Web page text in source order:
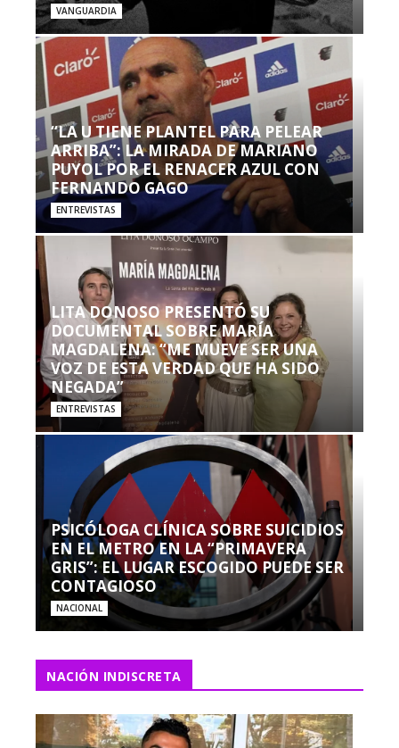
VANGUARDIA
“LA U TIENE PLANTEL PARA PELEAR
ARRIBA”: LA MIRADA DE MARIANO
PUYOL POR EL RENACER AZUL CON
FERNANDO GAGO
ENTREVISTAS
LITA DONOSO PRESENTÓ SU
DOCUMENTAL SOBRE MARÍA
MAGDALENA: “ME MUEVE SER UNA
VOZ DE ESTA VERDAD QUE HA SIDO
NEGADA”
ENTREVISTAS
PSICÓLOGA CLÍNICA SOBRE SUICIDIOS
EN EL METRO EN LA “PRIMAVERA
GRIS”: EL LUGAR ESCOGIDO PUEDE SER
CONTAGIOSO
NACIONAL
NACIÓN INDISCRETA